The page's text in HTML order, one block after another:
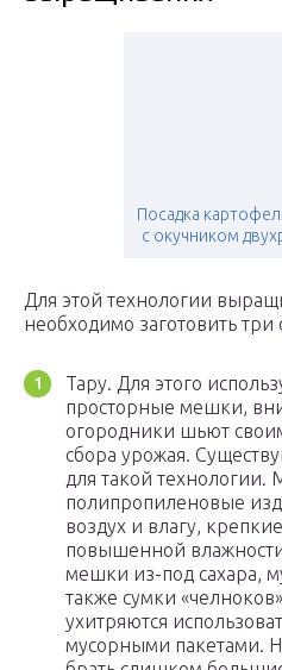
Посадка
с окучником
Для этой технологии
необходимо заготовить
Тару. Для этого
просторные мешки,
огородники шьют
сбора урожая.
для такой технологии.
полипропиленовые
воздух и влагу,
повышенной
мешки из-под сахара,
также сумки
ухитряются
мусорными пакетами.